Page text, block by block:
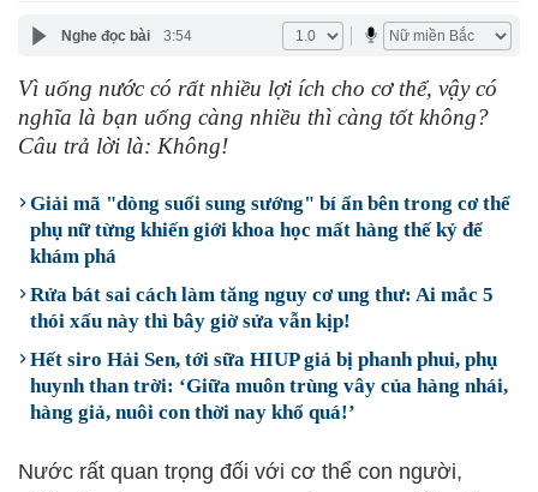
Nghe đọc bài 3:54
Vì uống nước có rất nhiều lợi ích cho cơ thể, vậy có
nghĩa là bạn uống càng nhiều thì càng tốt không?
Câu trả lời là: Không!
Giải mã "dòng suối sung sướng" bí ẩn bên trong cơ thể
phụ nữ từng khiến giới khoa học mất hàng thế kỷ để
khám phá
Rửa bát sai cách làm tăng nguy cơ ung thư: Ai mắc 5
thói xấu này thì bây giờ sửa vẫn kịp!
Hết siro Hải Sen, tới sữa HIUP giả bị phanh phui, phụ
huynh than trời: ‘Giữa muôn trùng vây của hàng nhái,
hàng giả, nuôi con thời nay khổ quá!’
Nước rất quan trọng đối với cơ thể con người,